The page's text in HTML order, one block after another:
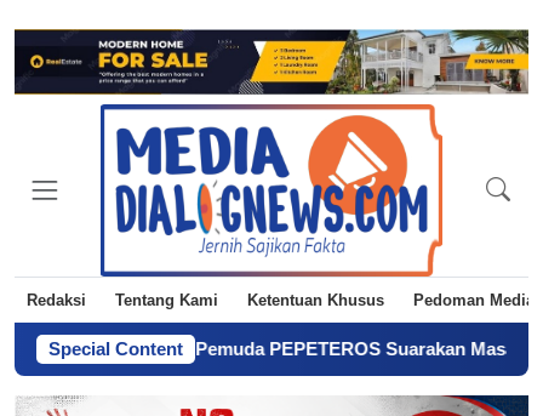
Redaksi Tentang Kami Ketentuan Khusus Pedoman Media
Special Content
Petani! Pemuda PEPETEROS Suarakan Masa Depan